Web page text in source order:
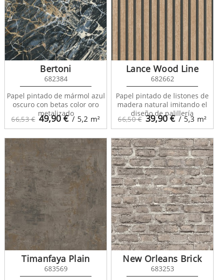
66,53 € 49,90€ / 5,2 m²
Bertoni
682384
Papel pintado de mármol azul
oscuro con betas color oro
metalizado
66,50 € 39,90€ / 5,3 m²
Lance Wood Line
682662
Papel pintado de listones de
madera natural imitando el
diseño de palillería
Timanfaya Plain
683569
New Orleans Brick
683253